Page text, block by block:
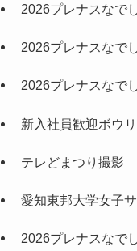
2026プレナスなで
2026プレナスなで
2026プレナスなで
新入社員歓迎ボウ
テレどまつり撮影
愛知東邦大学女子
2026プレナスなで